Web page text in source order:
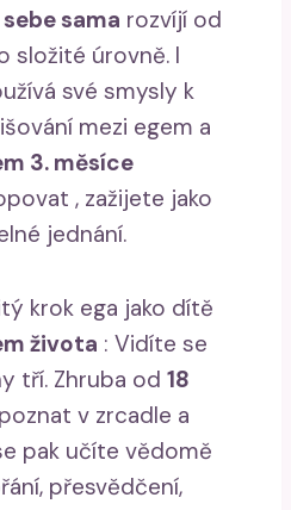
sama rozvíjí od
složité úrovně. I
své smysly k
mezi egem a
3. měsíce
, zažijete jako
jednání.
krok ega jako dítě
života : Vidíte se
tří. Zhruba od 18
v zrcadle a
pak učíte vědomě
přesvědčení,